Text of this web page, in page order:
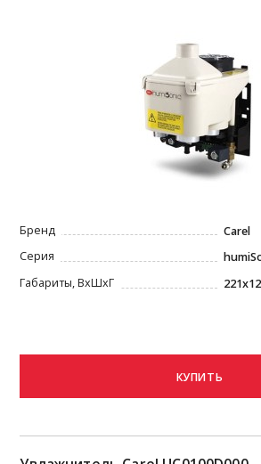
Бренд
Carel
Серия
Габариты, ВxШxГ
КУПИТЬ